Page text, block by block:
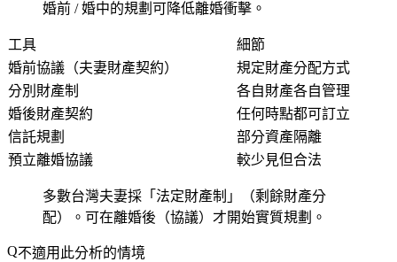
婚前 / 婚中的規劃可降低離婚衝擊。
工具
細節
婚前協議（夫妻財產契約）
規定財產分配方式
分別財產制
各自財產各自管理
婚後財產契約
任何時點都可訂立
信託規劃
部分資產隔離
預立離婚協議
較少見但合法
多數台灣夫妻採「法定財產制」（剩餘財產分
配）。可在離婚後（協議）才開始實質規劃。
不適用此分析的情境